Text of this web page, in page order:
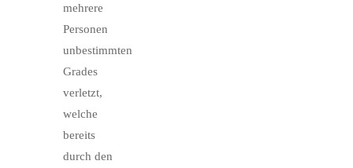
mehrere
Personen
unbestimmten
Grades
verletzt,
welche
bereits
durch den